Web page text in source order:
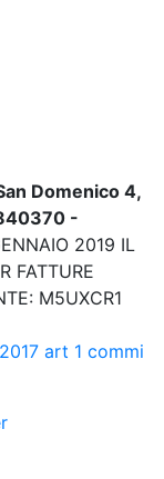
Domenico 4,
-
2019 IL
FATTURE
M5UXCR1
art 1 commi